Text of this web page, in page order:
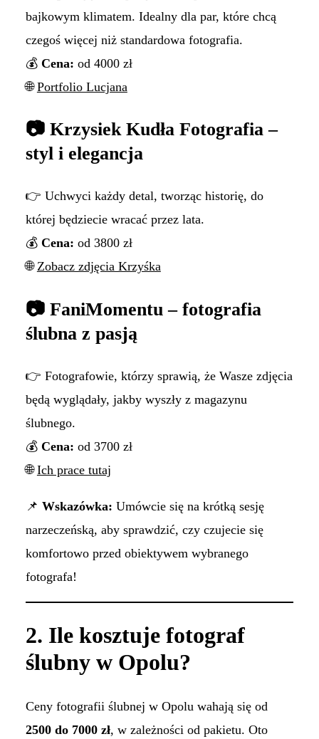
bajkowym klimatem. Idealny dla par, które chcą
czegoś więcej niż standardowa fotografia.
💰 Cena: od 4000 zł
🌐Portfolio Lucjana
📷 Krzysiek Kudła Fotografia –
styl i elegancja
👉 Uchwyci każdy detal, tworząc historię, do
której będziecie wracać przez lata.
💰 Cena: od 3800 zł
🌐Zobacz zdjęcia Krzyśka
📷 FaniMomentu – fotografia
ślubna z pasją
👉 Fotografowie, którzy sprawią, że Wasze zdjęcia
będą wyglądały, jakby wyszły z magazynu
ślubnego.
💰 Cena: od 3700 zł
🌐Ich prace tutaj
📌 Wskazówka: Umówcie się na krótką sesję
narzeczeńską, aby sprawdzić, czy czujecie się
komfortowo przed obiektywem wybranego
fotografa!
2. Ile kosztuje fotograf
ślubny w Opolu?
Ceny fotografii ślubnej w Opolu wahają się od
2500 do 7000 zł, w zależności od pakietu. Oto